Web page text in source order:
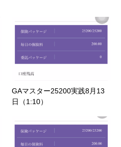
GAマスター25200実践8月13
日（1:10）